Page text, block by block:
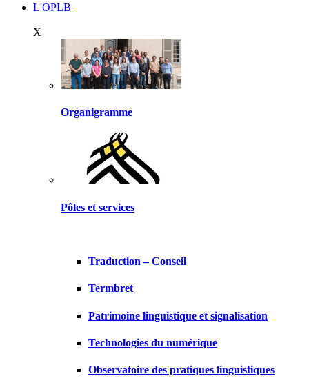
L'OPLB
X
Organigramme
Pôles et services
Traduction – Conseil
Termbret
Patrimoine linguistique et signalisation
Technologies du numérique
Observatoire des pratiques linguistiques